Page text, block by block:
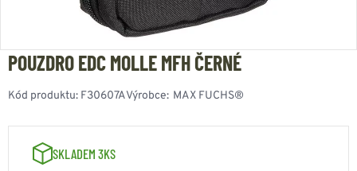
POUZDRO EDC MOLLE MFH ČERNÉ
Kód produktu: F30607AVýrobce: MAX FUCHS®
SKLADEM 3KS